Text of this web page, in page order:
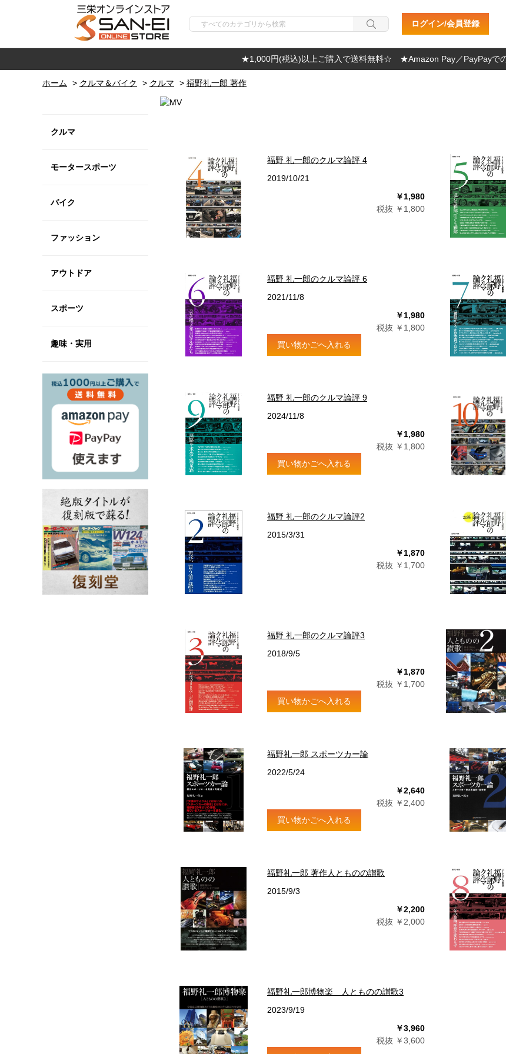
ログイン/会員登録
★1,000円(税込)以上ご購入で送料無料☆ ★Amazon Pay／PayPayで
ホーム > クルマ＆バイク > クルマ > 福野礼一郎 著作
クルマ
モータースポーツ
バイク
ファッション
アウトドア
スポーツ
趣味・実用
福野 礼一郎のクルマ論評 4
2019/10/21
￥1,980
税抜 ￥1,800
福野 礼一郎のクルマ論評 6
2021/11/8
￥1,980
税抜 ￥1,800
買い物かごへ入れる
福野 礼一郎のクルマ論評 9
2024/11/8
￥1,980
税抜 ￥1,800
買い物かごへ入れる
福野 礼一郎のクルマ論評2
2015/3/31
￥1,870
税抜 ￥1,700
福野 礼一郎のクルマ論評3
2018/9/5
￥1,870
税抜 ￥1,700
買い物かごへ入れる
福野礼一郎 スポーツカー論
2022/5/24
￥2,640
税抜 ￥2,400
買い物かごへ入れる
福野礼一郎 著作人とものの讃歌
2015/9/3
￥2,200
税抜 ￥2,000
福野礼一郎博物楽 人とものの讃歌3
2023/9/19
￥3,960
税抜 ￥3,600